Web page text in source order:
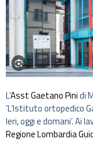
L’Asst Gaetano Pinidi
‘L’Istituto ortopedico
Ieri, oggi e domani’. Ai
Regione Lombardia